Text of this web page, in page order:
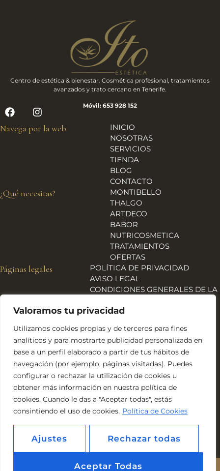
Valoramos tu privacidad
Utilizamos cookies propias y de terceros para fines
analíticos y para mostrarte publicidad personalizada en
base a un perfil elaborado a partir de tus hábitos de
navegación (por ejemplo, páginas visitadas). Puedes
configurar o rechazar la utilización de cookies u
obtener más información en nuestra política de
cookies. Cuando le das a "Aceptar todas", estás
consintiendo el uso de cookies. Política de Cookies
Ajustes Rechazar todas
Aceptar Todas
Centro de estética & bienestar. Cosmética profesional, tratamientos
avanzados y trato cercano en Tenerife.
Móvil: 653 928 152
Navega por la web
INICIO
NOSOTRAS
SERVICIOS
TIENDA
BLOG
CONTACTO
¿Qué necesitas?
MONTIBELLO
THALGO
ARTDECO
BABOR
NUTRICOSMETICA
TRATAMIENTOS
OFERTAS
Páginas legales
POLÍTICA DE PRIVACIDAD
AVISO LEGAL
CONDICIONES GENERALES DE LA
ENVÍOS, DEVOLUCIONES Y
POLÍTICA DE COOKIES
DECLARACIÓN DE
ACCESIBILIDAD
Financiado por la Unión Europea – NextGeneration EU
Estética Ito © 2026. Todos los derechos reserados. Web realizada por